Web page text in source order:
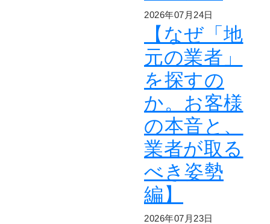
2026年07月24日
【なぜ「地
元の業者」
を探すの
か。お客様
の本音と、
業者が取る
べき姿勢
編】
2026年07月23日